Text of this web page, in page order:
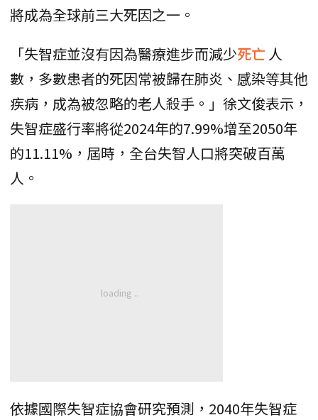
將成為全球前三大死因之一。
「失智症並沒有因為醫療進步而減少死亡人
數，多數患者的死因常被歸在肺炎、感染等其他
疾病，成為被忽略的老人殺手。」徐文俊表示，
失智症盛行率將從2024年的7.99%增至2050年
的11.11%，屆時，全台失智人口將突破百萬
人。
依據國際失智症協會研究預測，2040年失智症